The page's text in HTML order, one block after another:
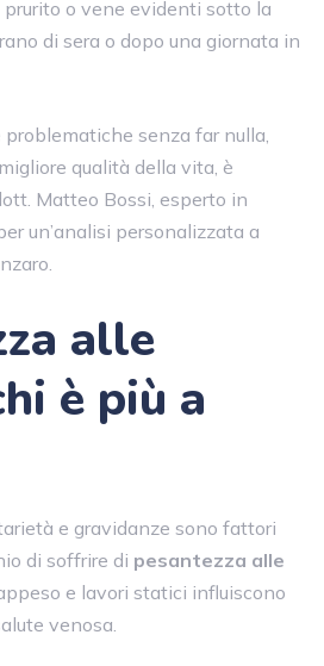
prurito o vene evidenti sotto la
di sera o dopo una giornata in
senza far nulla,
qualità della vita, è
Matteo Bossi, esperto in
un’analisi personalizzata a
alle
è più a
e gravidanze sono fattori
di soffrire di pesantezza alle
e lavori statici influiscono
venosa.